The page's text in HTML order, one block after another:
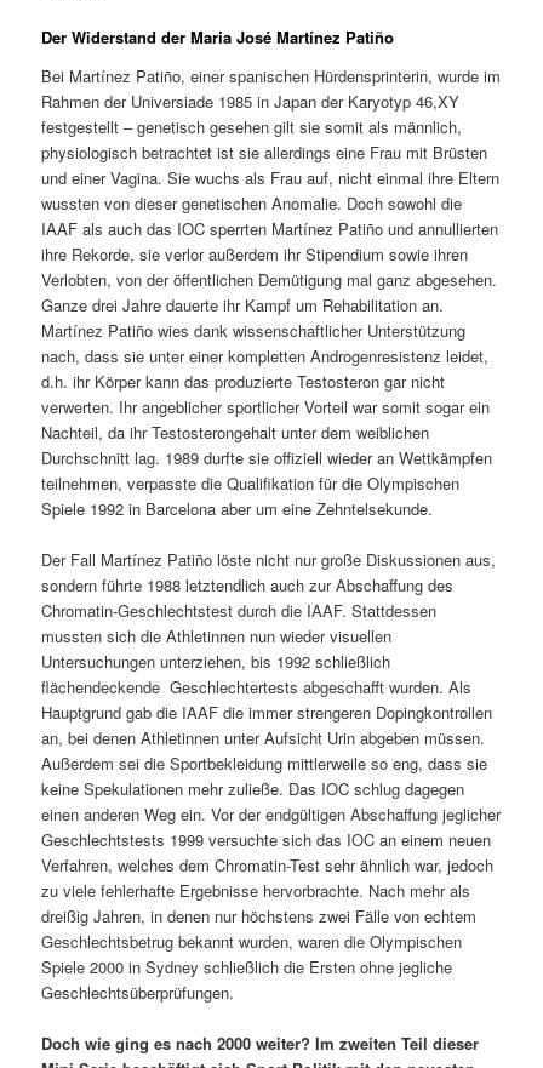
Der Widerstand der Maria José Martínez Patiño
Bei Martínez Patiño, einer spanischen Hürdensprinterin, wurde im
Rahmen der Universiade 1985 in Japan der Karyotyp 46,XY
festgestellt – genetisch gesehen gilt sie somit als männlich,
physiologisch betrachtet ist sie allerdings eine Frau mit Brüsten
und einer Vagina. Sie wuchs als Frau auf, nicht einmal ihre Eltern
wussten von dieser genetischen Anomalie. Doch sowohl die
IAAF als auch das IOC sperrten Martínez Patiño und annullierten
ihre Rekorde, sie verlor außerdem ihr Stipendium sowie ihren
Verlobten, von der öffentlichen Demütigung mal ganz abgesehen.
Ganze drei Jahre dauerte ihr Kampf um Rehabilitation an.
Martínez Patiño wies dank wissenschaftlicher Unterstützung
nach, dass sie unter einer kompletten Androgenresistenz leidet,
d.h. ihr Körper kann das produzierte Testosteron gar nicht
verwerten. Ihr angeblicher sportlicher Vorteil war somit sogar ein
Nachteil, da ihr Testosterongehalt unter dem weiblichen
Durchschnitt lag. 1989 durfte sie offiziell wieder an Wettkämpfen
teilnehmen, verpasste die Qualifikation für die Olympischen
Spiele 1992 in Barcelona aber um eine Zehntelsekunde.
Der Fall Martínez Patiño löste nicht nur große Diskussionen aus,
sondern führte 1988 letztendlich auch zur Abschaffung des
Chromatin-Geschlechtstest durch die IAAF. Stattdessen
mussten sich die Athletinnen nun wieder visuellen
Untersuchungen unterziehen, bis 1992 schließlich
flächendeckende Geschlechtertests abgeschafft wurden. Als
Hauptgrund gab die IAAF die immer strengeren Dopingkontrollen
an, bei denen Athletinnen unter Aufsicht Urin abgeben müssen.
Außerdem sei die Sportbekleidung mittlerweile so eng, dass sie
keine Spekulationen mehr zuließe. Das IOC schlug dagegen
einen anderen Weg ein. Vor der endgültigen Abschaffung jeglicher
Geschlechtstests 1999 versuchte sich das IOC an einem neuen
Verfahren, welches dem Chromatin-Test sehr ähnlich war, jedoch
zu viele fehlerhafte Ergebnisse hervorbrachte. Nach mehr als
dreißig Jahren, in denen nur höchstens zwei Fälle von echtem
Geschlechtsbetrug bekannt wurden, waren die Olympischen
Spiele 2000 in Sydney schließlich die Ersten ohne jegliche
Geschlechtsüberprüfungen.
Doch wie ging es nach 2000 weiter? Im zweiten Teil dieser